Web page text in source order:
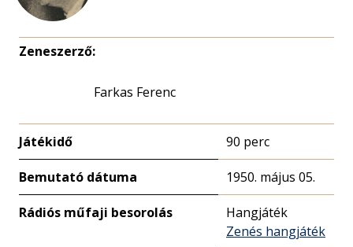
Zeneszerző:
Farkas Ferenc
Játékidő 90 perc
Bemutató dátuma 1950. május 05.
Rádiós műfaji besorolás
Hangjáték
Zenés hangjáték